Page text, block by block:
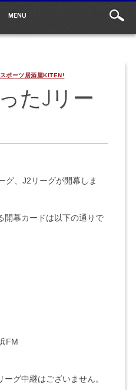
Main
MENU
スポーツ居酒屋KITEN!
たJリー
グ、J2リーグが開幕しま
開幕カードは以下の通りで
FM
グ中継はございません。